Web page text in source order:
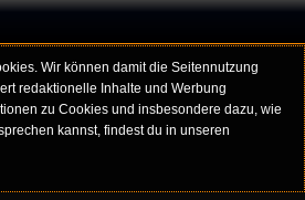
Wir können damit die Seitennutzung
redaktionelle Inhalte und Werbung
zu Cookies und insbesondere dazu, wie
kannst, findest du in unseren